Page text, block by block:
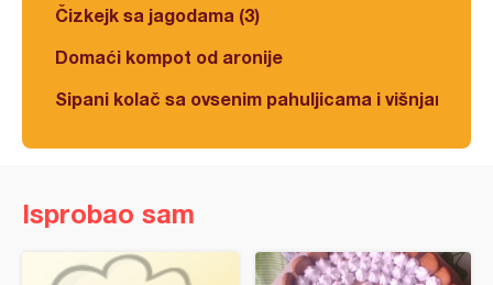
Čizkejk sa jagodama (3)
Domaći kompot od aronije
Sipani kolač sa ovsenim pahuljicama i višnjama
Isprobao sam